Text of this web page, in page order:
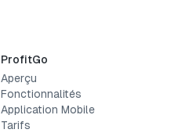
ProfitGo
Aperçu
Fonctionnalités
Application Mobile
Tarifs